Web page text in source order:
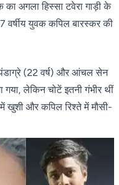
अगला हिस्सा टवेरा गाड़ी के
युवक कपिल बारस्कर की
(22 वर्ष) और आंचल सेन
लेकिन चोटें इतनी गंभीर थीं
में खुशी और कपिल रिश्ते में मौसी-